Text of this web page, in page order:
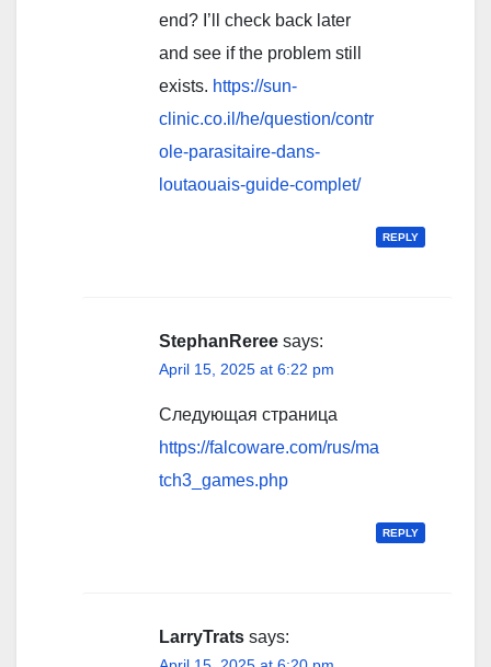
end? I’ll check back later
and see if the problem still
exists. https://sun-
clinic.co.il/he/question/contr
ole-parasitaire-dans-
loutaouais-guide-complet/
REPLY
StephanReree says:
April 15, 2025 at 6:22 pm
Следующая страница
https://falcoware.com/rus/ma
tch3_games.php
REPLY
LarryTrats says: